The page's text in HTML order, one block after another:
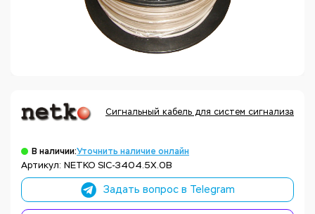
Сигнальный кабель для систем
В наличии:Уточнить наличие онлайн
Артикул: NETKO SIC-3404.5X.0B
Задать вопрос в Telegram